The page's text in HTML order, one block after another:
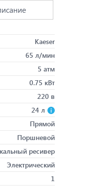
Kaeser
65 л/мин
5 атм
0.75 кВт
220 в
24 л
Прямой
Поршневой
ресивер
Электрический
1